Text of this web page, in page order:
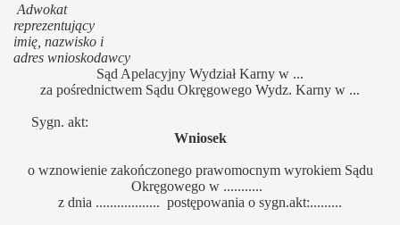
Adwokat
reprezentujący
imię, nazwisko i
adres wnioskodawcy
Sąd Apelacyjny Wydział Karny w ...
za pośrednictwem Sądu Okręgowego Wydz. Karny w ...
Sygn. akt:
Wniosek
o wznowienie zakończonego prawomocnym wyrokiem Sądu
Okręgowego w ...........
z dnia .................. postępowania o sygn.akt:.........